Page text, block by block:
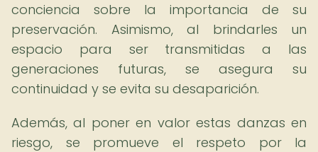
conciencia sobre la importancia de su
preservación. Asimismo, al brindarles un
espacio para ser transmitidas a las
generaciones futuras, se asegura su
continuidad y se evita su desaparición.
Además, al poner en valor estas danzas en
riesgo, se promueve el respeto por la